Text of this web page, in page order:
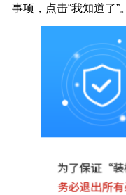
事项，点击“我知道了”。